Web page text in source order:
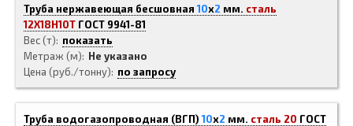
Труба нержавеющая бесшовная10x2 мм. сталь
12Х18Н10Т ГОСТ 9941-81
Вес (т)
показать
Метраж (м)
Не указано
Цена (руб./тонну)
по запросу
Труба водогазопроводная (ВГП)10x2 мм. сталь 20 ГОСТ